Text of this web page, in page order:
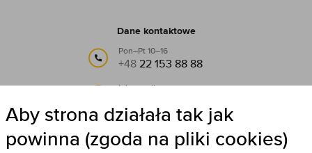
Dane kontaktowe
Pon–Pt 10–16
+4822 153 88 88
lub e-mail:
Obserwuj nas
Aby strona działała tak jak
powinna (zgoda na pliki cookies)